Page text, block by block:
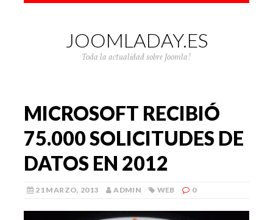
JOOMLADAY.ES
Toda la actualidad sobre Joomla!
MICROSOFT RECIBIÓ
75.000 SOLICITUDES DE
DATOS EN 2012
21 MARZO, 2013 ADMIN WEB 0